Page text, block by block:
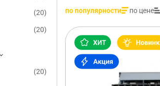
(20)
(20)
(20)
по популярности по цене